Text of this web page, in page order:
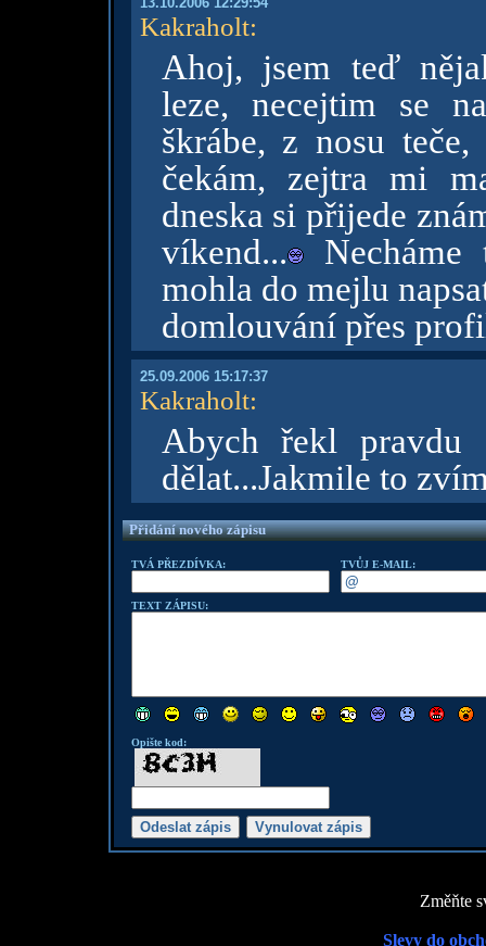
Kakraholt:
Ahoj, jsem teď
leze, necejtim se
škrábe, z nosu
čekám, zejtra mi
dneska si přijede
víkend... Necháme
mohla do mejlu
domlouvání přes
25.09.2006 15:17:37
Kakraholt:
Abych řekl pravdu
dělat...Jakmile to
Přidání nového zápisu
TVÁ PŘEZDÍVKA: TVŮJ E-MAIL:
TEXT ZÁPISU:
Opište kod:
Změňte
Slevy do